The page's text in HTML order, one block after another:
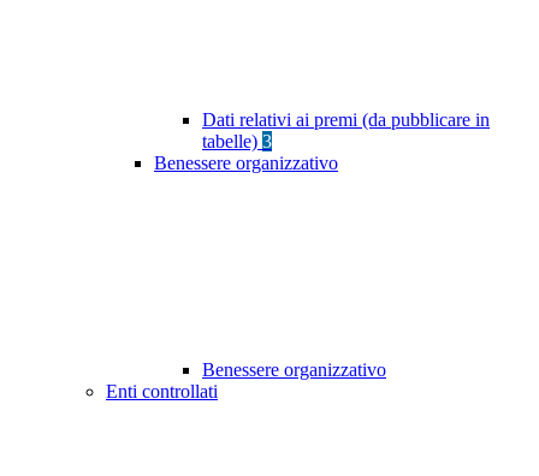
Dati relativi ai premi (da pubblicare in
tabelle) 3
Benessere organizzativo
Benessere organizzativo
Enti controllati